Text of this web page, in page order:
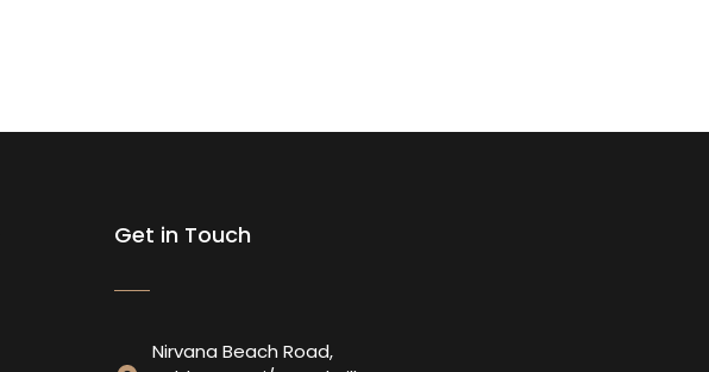
Get in Touch
Nirvana Beach Road,